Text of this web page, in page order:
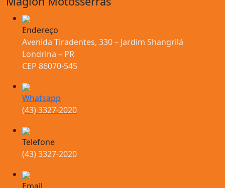
Endereço
Avenida Tiradentes, 330 – Jardim Shangrilá
Londrina – PR
CEP 86070-545
Whatsapp
(43) 3327-2020
Telefone
(43) 3327-2020